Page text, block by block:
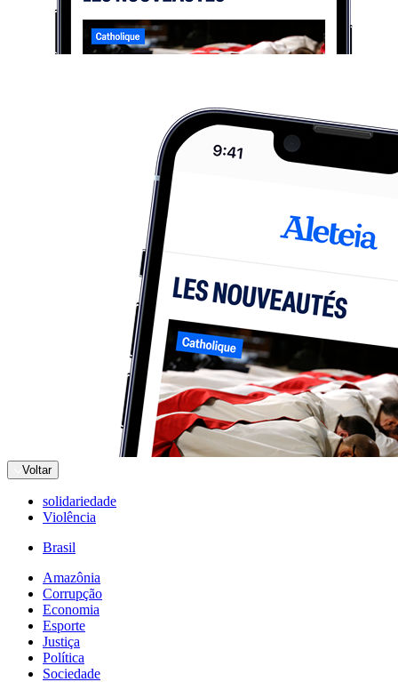
Voltar
solidariedade
Violência
Brasil
Amazônia
Corrupção
Economia
Esporte
Justiça
Política
Sociedade